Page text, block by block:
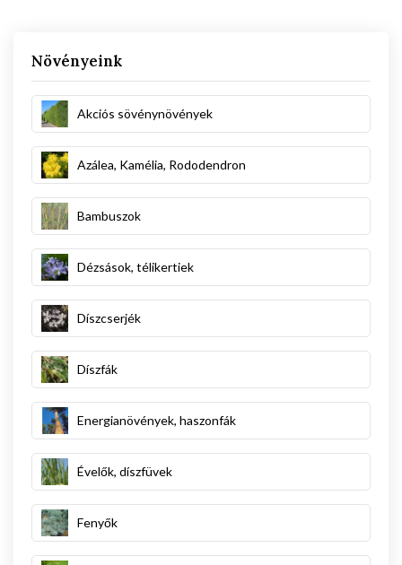
Növényeink
Akciós sövénynövények
Azálea, Kamélia, Rododendron
Bambuszok
Dézsások, télikertiek
Díszcserjék
Díszfák
Energianövények, haszonfák
Évelők, díszfüvek
Fenyők